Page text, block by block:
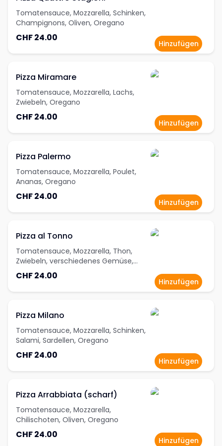
Tomatensauce, Mozzarella, Schinken,
Champignons, Oliven, Oregano
CHF 24.00
Hinzufügen
Pizza Miramare
Tomatensauce, Mozzarella, Lachs,
Zwiebeln, Oregano
CHF 24.00
Hinzufügen
Pizza Palermo
Tomatensauce, Mozzarella, Poulet,
Ananas, Oregano
CHF 24.00
Hinzufügen
Pizza al Tonno
Tomatensauce, Mozzarella, Thon,
Zwiebeln, verschiedenes Gemüse,
Oregano
CHF 24.00
Hinzufügen
Pizza Milano
Tomatensauce, Mozzarella, Schinken,
Salami, Sardellen, Oregano
CHF 24.00
Hinzufügen
Pizza Arrabbiata (scharf)
Tomatensauce, Mozzarella,
Chilischoten, Oliven, Oregano
CHF 24.00
Hinzufügen